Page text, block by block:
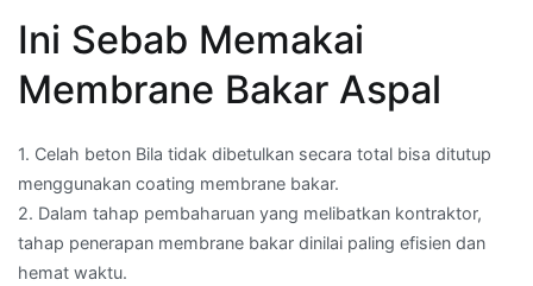
Ini Sebab Memakai
Membrane Bakar Aspal
1. Celah beton Bila tidak dibetulkan secara total bisa ditutup
menggunakan coating membrane bakar.
2. Dalam tahap pembaharuan yang melibatkan kontraktor,
tahap penerapan membrane bakar dinilai paling efisien dan
hemat waktu.